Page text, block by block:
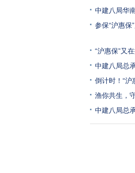
中建八局华
参保“沪惠保
“沪惠保”又
中建八局总
倒计时！“沪
渔你共生，
中建八局总